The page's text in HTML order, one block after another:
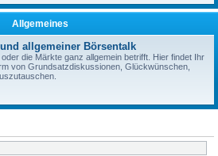
Allgemeines
allgemeiner Börsentalk
die Märkte ganz allgemein betrifft. Hier findet Ihr
von Grundsatzdiskussionen, Glückwünschen,